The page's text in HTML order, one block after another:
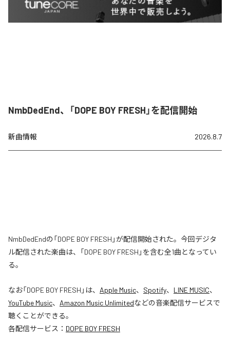
NmbDedEnd、「DOPE BOY FRESH」を配信開始
新曲情報 2026.8.7
NmbDedEndの「DOPE BOY FRESH」が配信開始された。今回デジタ
ル配信された楽曲は、「DOPE BOY FRESH」を含む全1曲となってい
る。
なお「DOPE BOY FRESH 」は、 Apple Music、 Spotify、 LINE MUSIC、
YouTube Music、 Amazon Music Unlimitedなどの音楽配信サービスで
聴くことができる。
各配信サービス： DOPE BOY FRESH